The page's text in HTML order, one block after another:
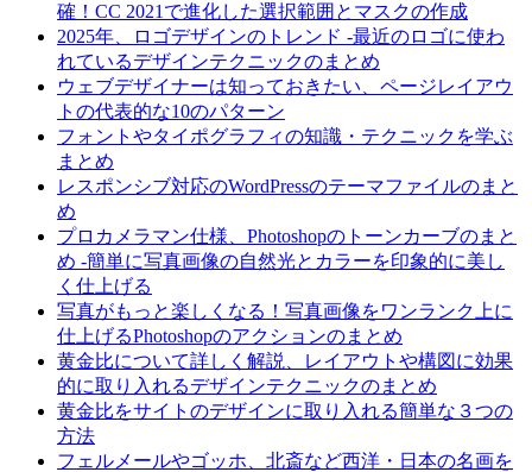
確！CC 2021で進化した選択範囲とマスクの作成
2025年、ロゴデザインのトレンド -最近のロゴに使わ
れているデザインテクニックのまとめ
ウェブデザイナーは知っておきたい、ページレイアウ
トの代表的な10のパターン
フォントやタイポグラフィの知識・テクニックを学ぶ
まとめ
レスポンシブ対応のWordPressのテーマファイルのまと
め
プロカメラマン仕様、Photoshopのトーンカーブのまと
め -簡単に写真画像の自然光とカラーを印象的に美し
く仕上げる
写真がもっと楽しくなる！写真画像をワンランク上に
仕上げるPhotoshopのアクションのまとめ
黄金比について詳しく解説、レイアウトや構図に効果
的に取り入れるデザインテクニックのまとめ
黄金比をサイトのデザインに取り入れる簡単な３つの
方法
フェルメールやゴッホ、北斎など西洋・日本の名画を